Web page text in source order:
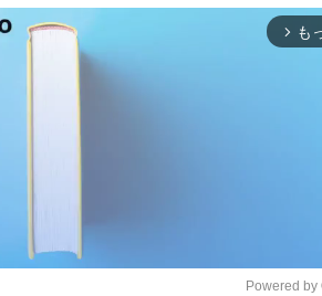
arrow_forward_ios も
Powered by